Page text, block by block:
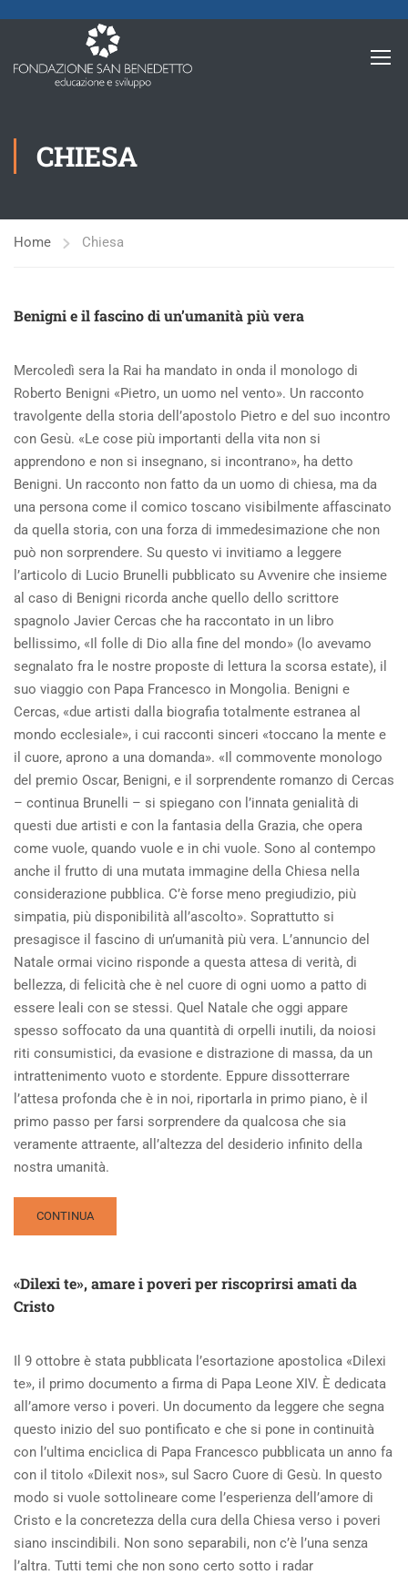
CHIESA
Home Chiesa
Benigni e il fascino di un’umanità più vera
Mercoledì sera la Rai ha mandato in onda il monologo di
Roberto Benigni «Pietro, un uomo nel vento». Un racconto
travolgente della storia dell’apostolo Pietro e del suo incontro
con Gesù. «Le cose più importanti della vita non si
apprendono e non si insegnano, si incontrano», ha detto
Benigni. Un racconto non fatto da un uomo di chiesa, ma da
una persona come il comico toscano visibilmente affascinato
da quella storia, con una forza di immedesimazione che non
può non sorprendere. Su questo vi invitiamo a leggere
l’articolo di Lucio Brunelli pubblicato su Avvenire che insieme
al caso di Benigni ricorda anche quello dello scrittore
spagnolo Javier Cercas che ha raccontato in un libro
bellissimo, «Il folle di Dio alla fine del mondo» (lo avevamo
segnalato fra le nostre proposte di lettura la scorsa estate), il
suo viaggio con Papa Francesco in Mongolia. Benigni e
Cercas, «due artisti dalla biografia totalmente estranea al
mondo ecclesiale», i cui racconti sinceri «toccano la mente e
il cuore, aprono a una domanda». «Il commovente monologo
del premio Oscar, Benigni, e il sorprendente romanzo di Cercas
– continua Brunelli – si spiegano con l’innata genialità di
questi due artisti e con la fantasia della Grazia, che opera
come vuole, quando vuole e in chi vuole. Sono al contempo
anche il frutto di una mutata immagine della Chiesa nella
considerazione pubblica. C’è forse meno pregiudizio, più
simpatia, più disponibilità all’ascolto». Soprattutto si
presagisce il fascino di un’umanità più vera. L’annuncio del
Natale ormai vicino risponde a questa attesa di verità, di
bellezza, di felicità che è nel cuore di ogni uomo a patto di
essere leali con se stessi. Quel Natale che oggi appare
spesso soffocato da una quantità di orpelli inutili, da noiosi
riti consumistici, da evasione e distrazione di massa, da un
intrattenimento vuoto e stordente. Eppure dissotterrare
l’attesa profonda che è in noi, riportarla in primo piano, è il
primo passo per farsi sorprendere da qualcosa che sia
veramente attraente, all’altezza del desiderio infinito della
nostra umanità.
READ
MORE
E
IL
UN’UMANITÀ
PIÙ
CONTINUA
«Dilexi te», amare i poveri per riscoprirsi amati da
Cristo
Il 9 ottobre è stata pubblicata l’esortazione apostolica «Dilexi
te», il primo documento a firma di Papa Leone XIV. È dedicata
all’amore verso i poveri. Un documento da leggere che segna
questo inizio del suo pontificato e che si pone in continuità
con l’ultima enciclica di Papa Francesco pubblicata un anno fa
con il titolo «Dilexit nos», sul Sacro Cuore di Gesù. In questo
modo si vuole sottolineare come l’esperienza dell’amore di
Cristo e la concretezza della cura della Chiesa verso i poveri
siano inscindibili. Non sono separabili, non c’è l’una senza
l’altra. Tutti temi che non sono certo sotto i radar